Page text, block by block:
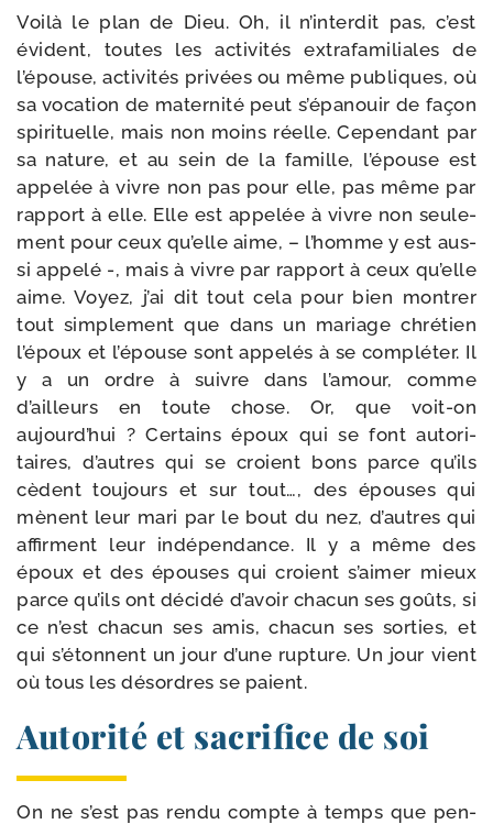
Voilà le plan de Dieu. Oh, il n’interdit pas, c’est
évident, toutes les acti­vi­tés extra­fa­mi­liales de
l’épouse, acti­vi­tés pri­vées ou même publiques, où
sa voca­tion de mater­ni­té peut s’épanouir de façon
spi­ri­tuelle, mais non moins réelle. Cependant par
sa nature, et au sein de la famille, l’épouse est
appe­lée à vivre non pas pour elle, pas même par
rap­port à elle. Elle est appe­lée à vivre non seule­
ment pour ceux qu’elle aime, – l’homme y est aus­
si appe­lé -, mais à vivre par rap­port à ceux qu’elle
aime. Voyez, j’ai dit tout cela pour bien mon­trer
tout sim­ple­ment que dans un mariage chré­tien
l’époux et l’épouse sont appe­lés à se com­plé­ter. Il
y a un ordre à suivre dans l’amour, comme
d’ailleurs en toute chose. Or, que voit-​on
aujourd’hui ? Certains époux qui se font auto­ri­
taires, d’autres qui se croient bons parce qu’ils
cèdent tou­jours et sur tout…, des épouses qui
mènent leur mari par le bout du nez, d’autres qui
affirment leur indé­pen­dance. Il y a même des
époux et des épouses qui croient s’aimer mieux
parce qu’ils ont déci­dé d’avoir cha­cun ses goûts, si
ce n’est cha­cun ses amis, cha­cun ses sor­ties, et
qui s’étonnent un jour d’une rup­ture. Un jour vient
où tous les désordres se paient.
Autorité et sacrifice de soi
On ne s’est pas ren­du compte à temps que pen­